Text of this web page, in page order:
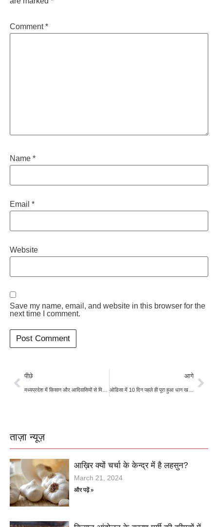
Comment*
Name *
Email *
Website
Save my name, email, and website in this browser for the
next time I comment.
पीछे
मध्यप्रदेश में किसान और आदिवासियों से मिलेंगे राहुल
आगे
ओडिसा में 10 दिन पहले ही पूरा हुआ धान खरीद का लक्ष
ताज़ा न्यूज़
आख़िर क्यों चर्चा के केन्द्र में है लहसुन?
March 21, 2024
और पढ़ें »